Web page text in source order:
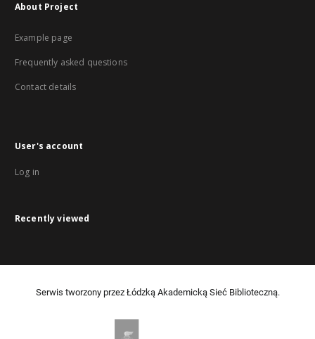
About Project
Example page
Frequently asked questions
Contact details
User's account
Log in
Recently viewed
Serwis tworzony przez Łódzką Akademicką Sieć Biblioteczną.